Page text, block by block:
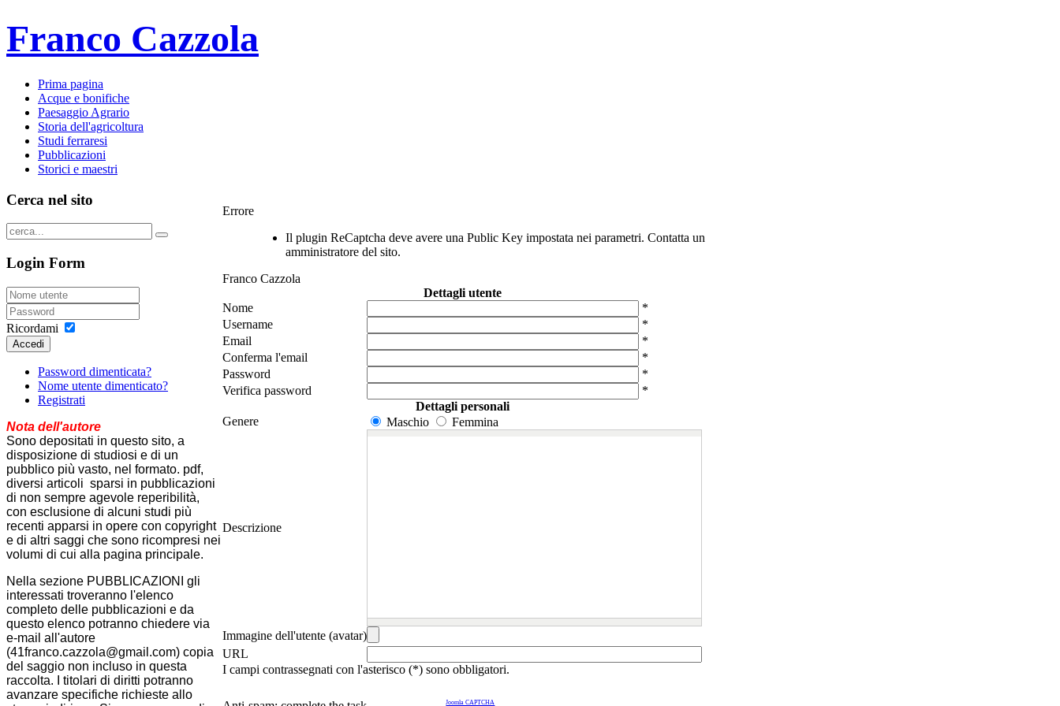
Franco Cazzola
Prima pagina
Acque e bonifiche
Paesaggio Agrario
Storia dell'agricoltura
Studi ferraresi
Pubblicazioni
Storici e maestri
Errore
Il plugin ReCaptcha deve avere una Public Key impostata nei parametri. Contatta un
amministratore del sito.
Franco Cazzola
Dettagli utente
Nome
*
Username
*
Email
*
Conferma l'email
*
Password
*
Verifica password
*
Dettagli personali
Genere
Maschio Femmina
Descrizione
Immagine dell'utente (avatar)
URL
I campi contrassegnati con l'asterisco (*) sono obbligatori.
Joomla CAPTCHA
Cerca nel sito
Login Form
Ricordami
Accedi
Password dimenticata?
Nome utente dimenticato?
Registrati
Nota dell'autore
Sono depositati in questo sito, a
disposizione di studiosi e di un
pubblico più vasto, nel formato. pdf,
diversi articoli sparsi in pubblicazioni
di non sempre agevole reperibilità,
con esclusione di alcuni studi più
recenti apparsi in opere con copyright
e di altri saggi che sono ricompresi nei
volumi di cui alla pagina principale.
Nella sezione PUBBLICAZIONI gli
interessati troveranno l'elenco
completo delle pubblicazioni e da
questo elenco potranno chiedere via
e-mail all'autore
(41franco.cazzola@gmail.com) copia
del saggio non incluso in questa
raccolta. I titolari di diritti potranno
avanzare specifiche richieste allo